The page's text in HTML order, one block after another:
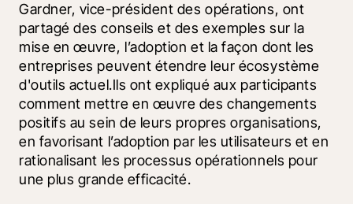
Gardner, vice-président des opérations, ont
partagé des conseils et des exemples sur la
mise en œuvre, l’adoption et la façon dont les
entreprises peuvent étendre leur écosystème
d'outils actuel.Ils ont expliqué aux participants
comment mettre en œuvre des changements
positifs au sein de leurs propres organisations,
en favorisant l’adoption par les utilisateurs et en
rationalisant les processus opérationnels pour
une plus grande efficacité.